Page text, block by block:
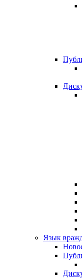
Язык